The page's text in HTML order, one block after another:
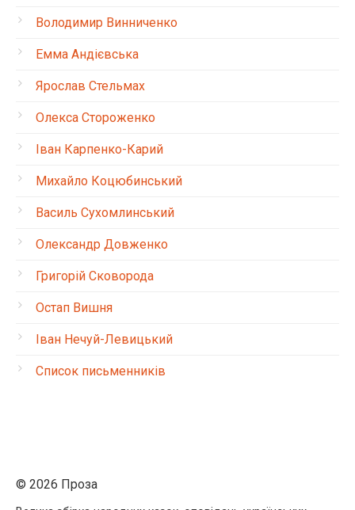
Володимир Винниченко
Емма Андієвська
Ярослав Стельмах
Олекса Стороженко
Іван Карпенко-Карий
Михайло Коцюбинський
Василь Сухомлинський
Олександр Довженко
Григорій Сковорода
Остап Вишня
Іван Нечуй-Левицький
Список письменників
© 2026 Проза